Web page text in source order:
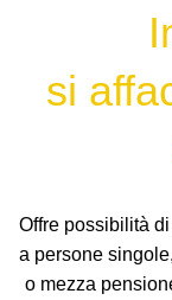
si
Offre possibilità
a persone
o mezza